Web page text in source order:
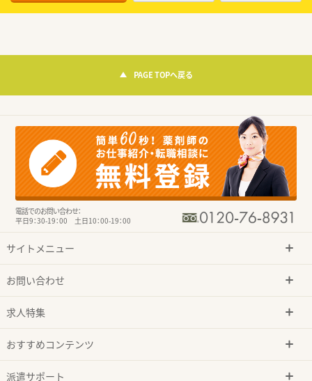
PAGE TOPへ戻る
電話でのお問い合わせ：
平日9：30-19：00 土日10：00-19：00
サイトメニュー
お問い合わせ
求人特集
おすすめコンテンツ
派遣サポート